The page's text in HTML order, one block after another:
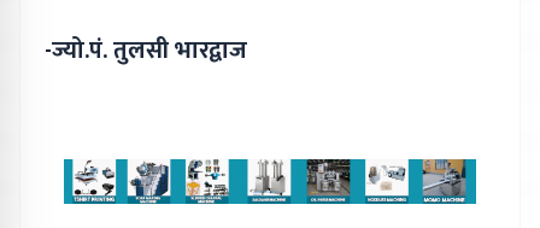
-ज्यो.पं. तुलसी भारद्वाज